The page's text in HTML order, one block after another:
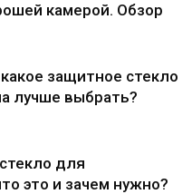
камерой. Обзор
защитное стекло
лучше выбрать?
для
это и зачем нужно?